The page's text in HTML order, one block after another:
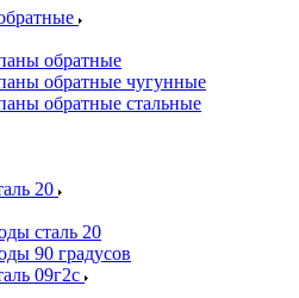
обратные
обратные чугунные
обратные стальные
20
сталь 20
90 градусов
09г2с